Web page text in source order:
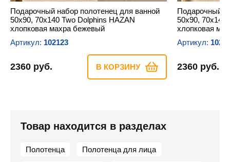
Подарочный набор полотенец для ванной
50х90, 70х140 Two Dolphins HAZAN
хлопковая махра бежевый
Артикул: 102123
2360 руб. В КОРЗИНУ
Подарочный
50х90, 70х140
хлопковая
Артикул:
2360 руб.
Товар находится в разделах
Полотенца Полотенца для лица